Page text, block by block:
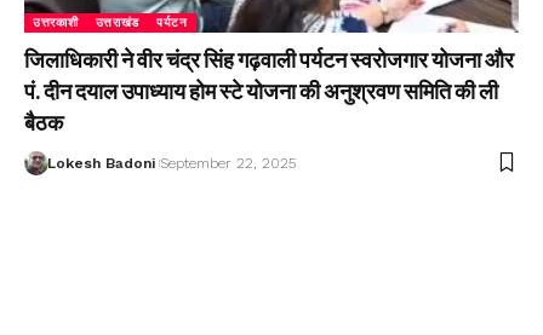
उत्तरकाशी उत्तराखंड पर्यटन
जिलाधिकारी ने वीर चंद्र सिंह गढ़वाली पर्यटन स्वरोजगार योजना और
पं. दीन दयाल उपाध्याय होम स्टे योजना की अनुश्रवण समिति की ली
बैठक
Lokesh Badoni September 22, 2025